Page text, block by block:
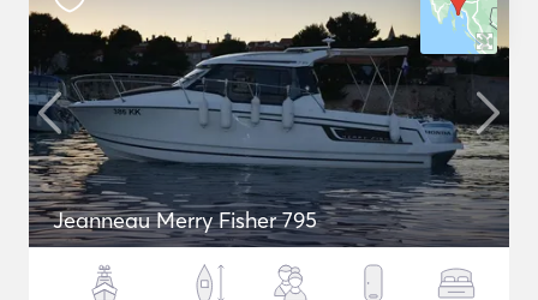
Jeanneau Merry Fisher 795